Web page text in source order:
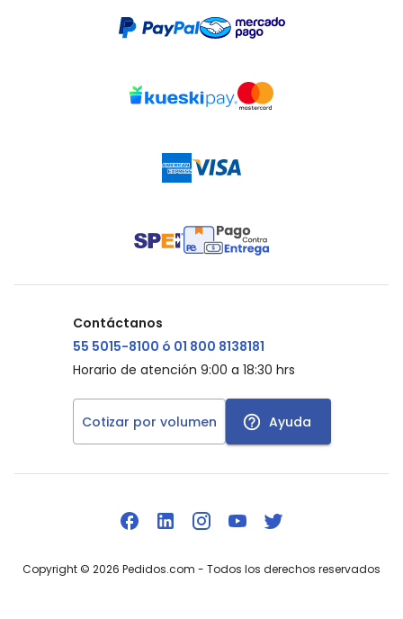
Contáctanos
55 5015-8100 ó 01 800 8138181
Horario de atención 9:00 a 18:30 hrs
Cotizar por volumen Ayuda
Copyright © 2026 Pedidos.com - Todos los derechos reservados